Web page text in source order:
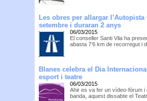
Les obres per allargar
setembre i duraran 2 anys
06/03/2015
El conseller Santi Vila ha
abasta 7’6 km de recorregut i
Blanes celebra el Dia
esport i teatre
06/03/2015
Ahir es va fer un vídeo-fòrum i
banda, aquest dissabte el